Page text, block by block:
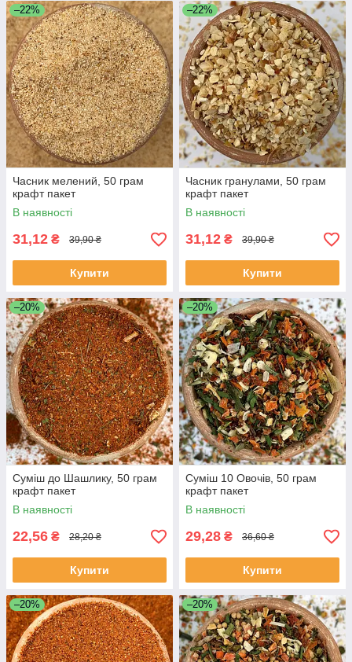
–22%
Часник мелений, 50 грам
крафт пакет
В наявності
31,12 ₴ 39,90 ₴
Купити
–22%
Часник гранулами, 50 грам
крафт пакет
В наявності
31,12 ₴ 39,90 ₴
Купити
–20%
Суміш до Шашлику, 50 грам
крафт пакет
В наявності
22,56 ₴ 28,20 ₴
Купити
–20%
Суміш 10 Овочів, 50 грам
крафт пакет
В наявності
29,28 ₴ 36,60 ₴
Купити
–20% –20%